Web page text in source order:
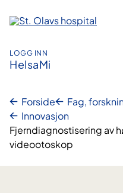
innhold
LOGG INN
HelsaMi
Forside
Fag,
Innovasjon
Fjerndiagnostisering av
videootoskop